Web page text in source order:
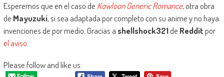
Esperemos que en el caso de Kowloon Generic Romance, otra obra
de Mayuzuki, si sea adaptada por completo con su anime y no haya
invenciones de por medio. Gracias ashellshock321de Redditpor
el aviso
Please follow and like us: